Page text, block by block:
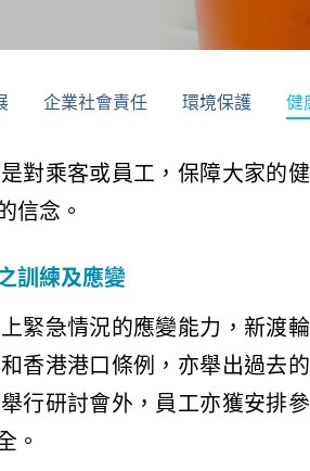
企業社會責任 環境保護 健
對乘客或員工，保障大家的
信念。
訓練及應變
緊急情況的應變能力，新渡
香港港口條例，亦舉出過去
行研討會外，員工亦獲安排
。